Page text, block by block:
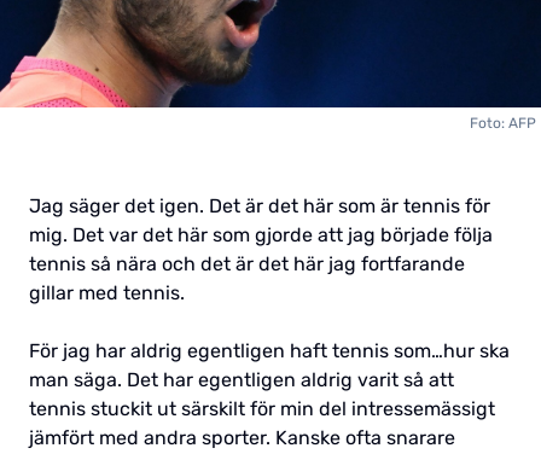
Foto: AFP
Jag säger det igen. Det är det här som är tennis för
mig. Det var det här som gjorde att jag började följa
tennis så nära och det är det här jag fortfarande
gillar med tennis.
För jag har aldrig egentligen haft tennis som…hur ska
man säga. Det har egentligen aldrig varit så att
tennis stuckit ut särskilt för min del intressemässigt
jämfört med andra sporter. Kanske ofta snarare